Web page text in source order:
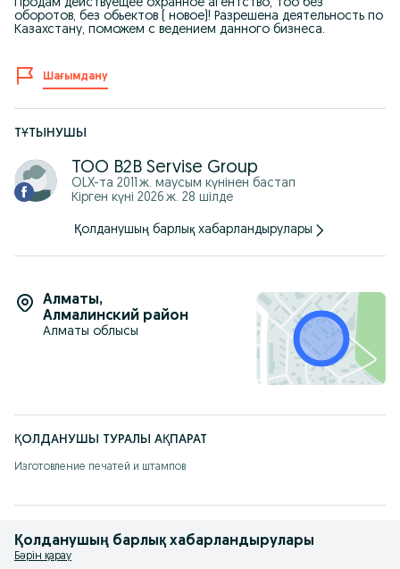
Продам действуещее охранное агентство, тоо без
оборотов, без обьектов ( новое)! Разрешена деятельность по
Казахстану, поможем с ведением данного бизнеса.
Шағымдану
ТҰТЫНУШЫ
ТОО B2B Servise Group
OLX-та 2011 ж. маусым күнінен бастап
Кірген күні 2026 ж. 28 шілде
Қолданушың барлық хабарландырулары
Алматы,
Алмалинский район
Алматы облысы
ҚОЛДАНУШЫ ТУРАЛЫ АҚПАРАТ
Изготовление печатей и штампов
Қолданушың барлық хабарландырулары
Бәрін қарау